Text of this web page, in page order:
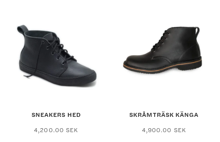
SNEAKERS HED
4,200.00 SEK
SKRÅMTRÄSK KÄNGA
4,900.00 SEKDen